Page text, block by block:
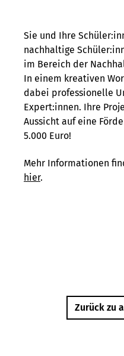
Sie und Ihre
nachhaltige
im Bereich der
In einem kreativen
dabei professionelle
Expert:innen. Ihre
Aussicht auf eine
5.000 Euro!
Mehr Informationen
hier.
Zurück zu